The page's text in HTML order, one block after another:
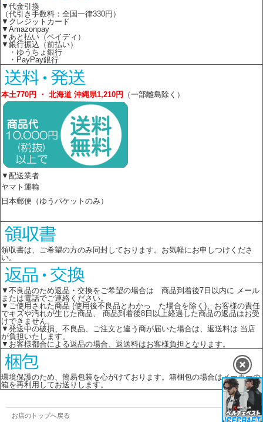
▼代金引換
（代引き手数料：全国一律330円）
▼クレジットカード
▼Amazonpay
▼あと払い（ペイディ）
▼銀行振込（前払い）
・ゆうちょ銀行
・PayPay銀行
本土770円 ・ 北海道 沖縄県1,210円 （一部離島除く）
▼配送業者
ヤマト運輸
日本郵便（ゆうパケットのみ）
領収書は、ご希望の方のみ同封しております。お気軽にお申しつけくださ
い。
▼不良品のため返品・交換をご希望の場合は 商品到着後7日以内に メール
または電話でご連絡ください。
▼ご使用された商品 (使用後不良品とわかっ た場合を除く)、お客様の責任
でキズや汚れが生じた商品、 商品到着後8日以上経過した商品の返品はお受
けできません。
▼発送中の破損、不良品、ご注文と違う商が届いた場合は、返送料は 当店
が負担いたします。
▼お客様都合による返品の場合、返送料はお客様負担となります。
環境保護のため、簡易包装を心がけております。箱梱包の場合はメーカーの
箱を再利用してお送りします。
お店のトップへ戻る